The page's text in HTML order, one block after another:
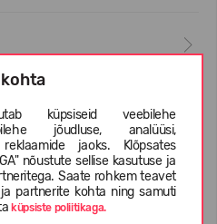
küpsiseid veebilehe
jõudluse, analüüsi,
jaoks. Klõpsates
nõustute sellise kasutuse ja
Saate rohkem teavet
partnerite kohta ning samuti
küpsiste poliitikaga.